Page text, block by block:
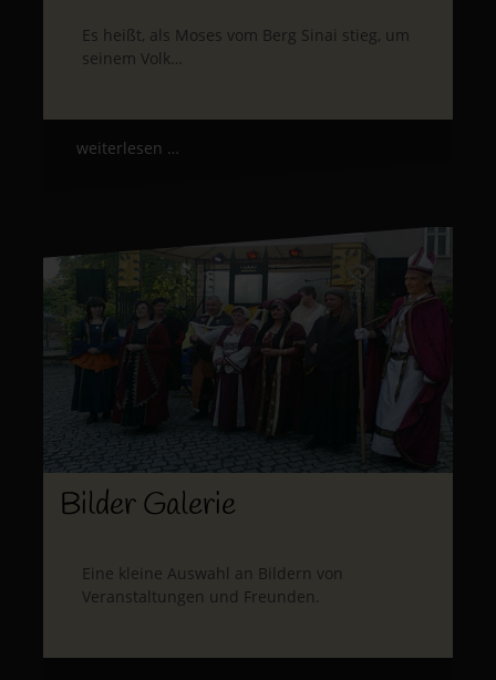
Es heißt, als Moses vom Berg Sinai stieg, um
seinem Volk…
weiterlesen …
Bilder Galerie
Eine kleine Auswahl an Bildern von
Veranstaltungen und Freunden.